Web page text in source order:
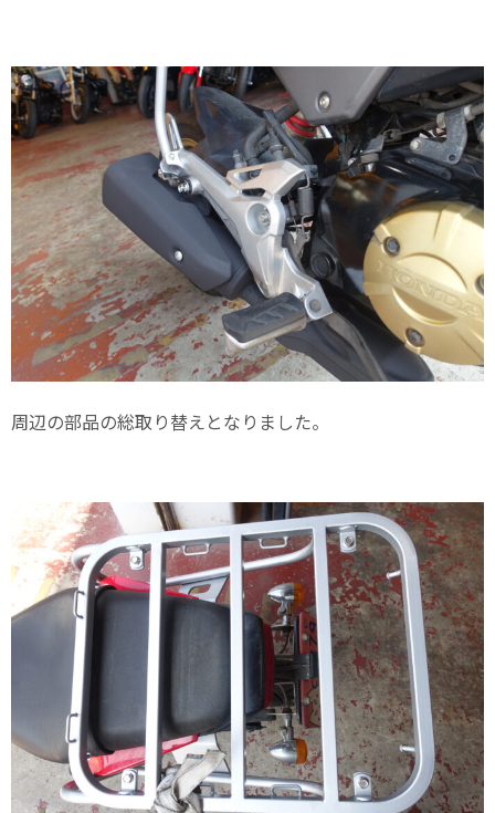
周辺の部品の総取り替えとなりました。